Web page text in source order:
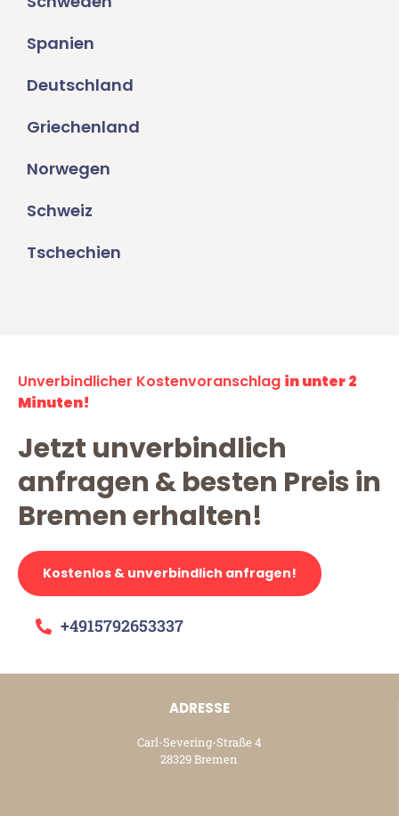
Spanien
Deutschland
Griechenland
Norwegen
Schweiz
Tschechien
Unverbindlicher Kostenvoranschlag in unter 2
Minuten!
Jetzt unverbindlich
anfragen & besten Preis in
Bremen erhalten!
Kostenlos & unverbindlich anfragen!
+4915792653337
ADRESSE
Carl-Severing-Straße 4
28329 Bremen